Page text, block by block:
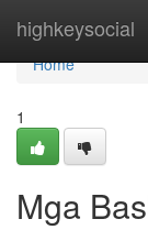
highkeysocial
Home
Home
1
Mga